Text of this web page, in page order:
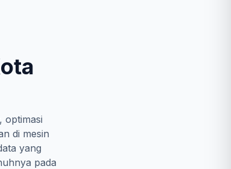
optimasi
di mesin
yang
pada